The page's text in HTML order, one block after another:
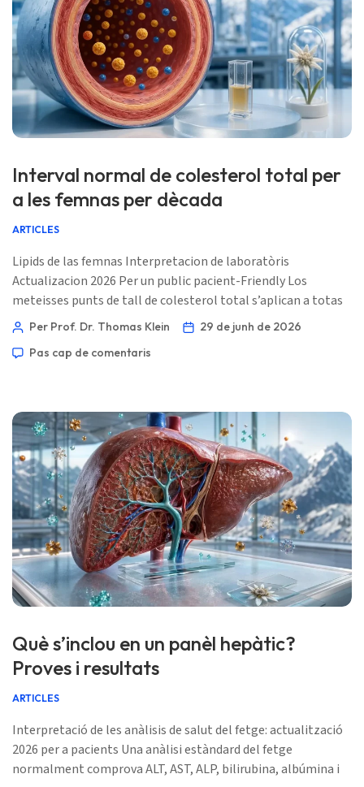
Interval normal de colesterol total per
a les femnas per dècada
ARTICLES
Lipids de las femnas Interpretacion de laboratòris
Actualizacion 2026 Per un public pacient-Friendly Los
meteisses punts de tall de colesterol total s’aplican a totas
las decennias d’adults, mas lo sens cambia amb la
de diabetis e l’istòria familiala. 📖 ~11 min 📅 29 de junh de
Aqueste guia foguèt […]
Per Prof. Dr. Thomas Klein
29 de junh de 2026
Pas cap de comentaris
Què s’inclou en un panèl hepàtic?
Proves i resultats
ARTICLES
Interpretació de les anàlisis de salut del fetge: actualització
2026 per a pacients Una anàlisi estàndard del fetge
normalment comprova ALT, AST, ALP, bilirubina, albúmina i